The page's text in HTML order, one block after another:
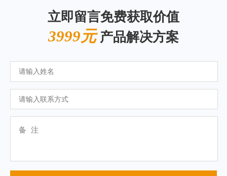
立即留言免费获取价值
3999元产品解决方案